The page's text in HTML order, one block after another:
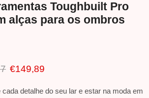
Toughbuilt Pro
alças para os ombros
Preço Atual
€149,89
detalhe do seu lar e estar na moda em